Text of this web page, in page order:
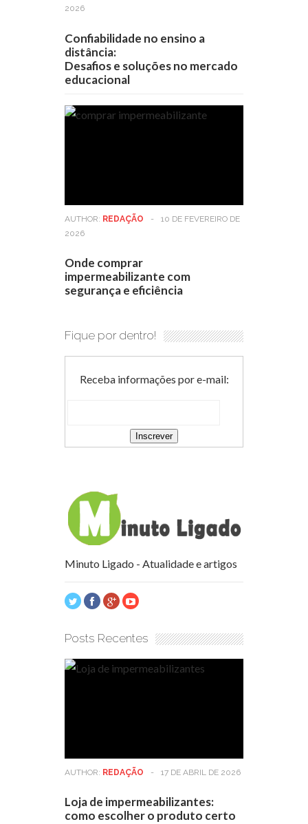
2026
Confiabilidade no ensino a
distância:
Desafios e soluções no mercado
educacional
AUTHOR: REDAÇÃO -
10 DE FEVEREIRO DE
2026
Onde comprar
impermeabilizante com
segurança e eficiência
Fique por dentro!
Receba informações por e-mail:
Minuto Ligado - Atualidade e artigos
Posts Recentes
AUTHOR: REDAÇÃO - 17 DE ABRIL DE 2026
Loja de impermeabilizantes:
como escolher o produto certo